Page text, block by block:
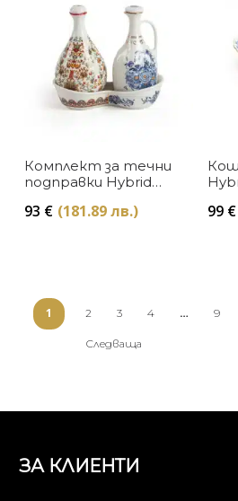
Комплект за течни
подправки Hybrid
93 € (181.89 лв.) 99 €
1 2 3 4 … 9
Следваща
ЗА КЛИЕНТИ